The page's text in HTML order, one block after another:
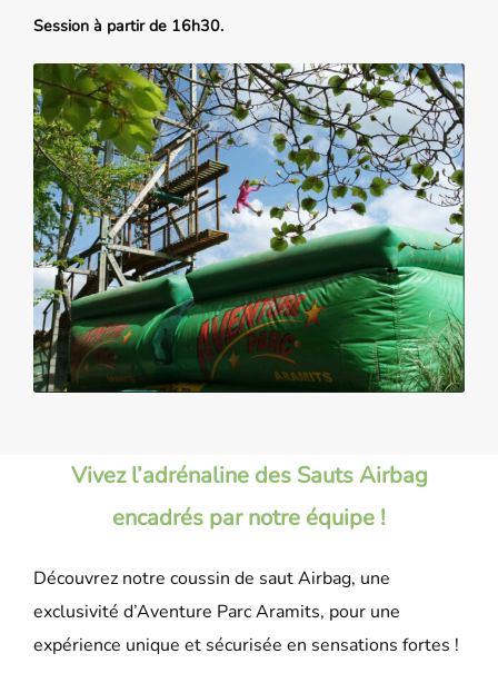
Session à partir de 16h30.
Vivez l’adrénaline des Sauts Airbag
encadrés par notre équipe !
Découvrez notre coussin de saut Airbag, une
exclusivité d’Aventure Parc Aramits, pour une
expérience unique et sécurisée en sensations fortes !